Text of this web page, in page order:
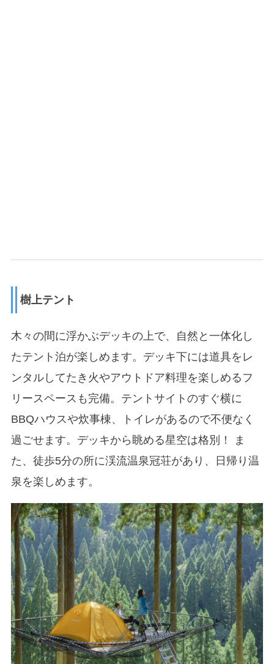
樹上テント
木々の間に浮かぶデッキの上で、自然と一体化し
たテント泊が楽しめます。デッキ下には道具をレ
ンタルしてたき火やアウトドア料理を楽しめるフ
リースペースも完備。テントサイトのすぐ横に
BBQハウスや炊事棟、トイレがあるので不便なく
過ごせます。デッキから眺める星空は格別！ ま
た、徒歩5分の所に渓流温泉冠荘があり、日帰り温
泉を楽しめます。